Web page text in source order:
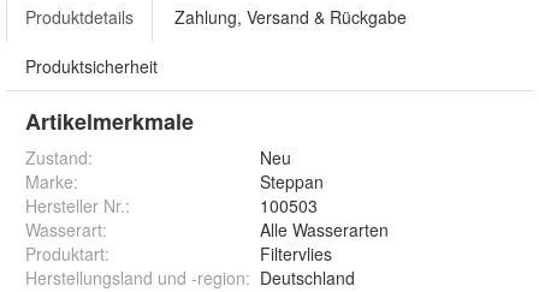
Produktdetails Zahlung, Versand & Rückgabe
Produktsicherheit
Artikelmerkmale
Zustand:
Neu
Marke:
Steppan
Hersteller Nr.:
100503
Wasserart:
Alle Wasserarten
Produktart:
Filtervlies
Herstellungsland und -region: Deutschland